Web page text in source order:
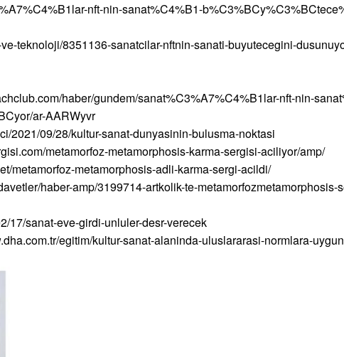
nft-nin-sanat%C4%B1-
teknoloji/8351136-sanatcilar-nftnin-sanati-buyutecegini-
haber/gundem/sanat%C3%A7%C4%B1lar-nft-nin-
ar-AARWyvr
2021/09/28/kultur-sanat-dunyasinin-bulusma-noktasi
metamorfoz-metamorphosis-karma-sergisi-aciliyor/amp/
metamorfoz-metamorphosis-adli-karma-sergi-acildi/
haber-amp/3199714-artkolik-te-metamorfozmetamorphosis-
17/sanat-eve-girdi-unluler-desr-verecek
egitim/kultur-sanat-alaninda-uluslararasi-normlara-